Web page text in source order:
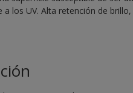
los UV. Alta retención de